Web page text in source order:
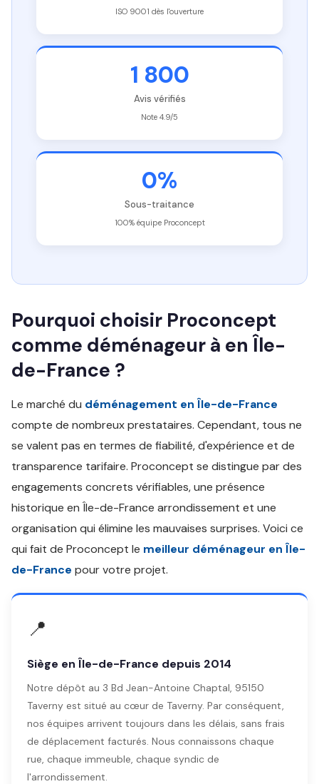
ISO 9001 dès l'ouverture
1 800
Avis vérifiés
Note 4.9/5
0%
Sous-traitance
100% équipe Proconcept
Pourquoi choisir Proconcept
comme déménageur à en Île-
de-France ?
Le marché du déménagement en Île-de-France
compte de nombreux prestataires. Cependant, tous ne
se valent pas en termes de fiabilité, d'expérience et de
transparence tarifaire. Proconcept se distingue par des
engagements concrets vérifiables, une présence
historique en Île-de-France arrondissement et une
organisation qui élimine les mauvaises surprises. Voici ce
qui fait de Proconcept le meilleur déménageur en Île-
de-France pour votre projet.
📍
Siège en Île-de-France depuis 2014
Notre dépôt au 3 Bd Jean-Antoine Chaptal, 95150
Taverny est situé au cœur de Taverny. Par conséquent,
nos équipes arrivent toujours dans les délais, sans frais
de déplacement facturés. Nous connaissons chaque
rue, chaque immeuble, chaque syndic de
l'arrondissement.